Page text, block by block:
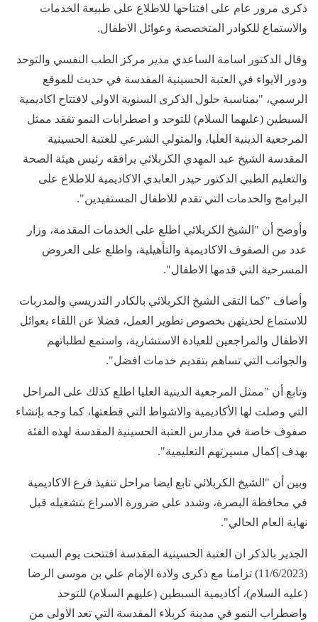
ذكرى مرور عام على افتتاحها للاطلاع على طبيعة الخدمات
والاستماع للكوادر المتخصصة وعوائل الاطفال.
وقال الدكتور اسامة الساعدي مدير مركز الطب النفسي والتوحد
ودور الايواء في العتبة الحسينية المقدسة في حديث للموقع
الرسمي، "بمناسبة حلول الذكرى السنوية الاولى لافتتاح اكاديمية
السبطين (عليهما السلام) للتوحد و اضطرابات النمو تفقد ممثل
المرجعية الدينية العليا، والمتولي الشرعي للعتبة الحسينية
المقدسة الشيخ عبد المهدي الكربلائي يرافقه رئيس هيئة الصحة
والتعليم الطبي الدكتور حيدر العابدي الاكاديمية للاطلاع على
البرامج والخدمات التي تقدم للاطفال المستفيدين".
وأوضح أن "الشيخ الكربلائي اطلع على الخدمات المقدمة، وزار
عدد من الصفوف الاكاديمية والتأهيلية، واطلع على العروض
المسرحية التي قدمها الاطفال".
وأضاف "كما التقى الشيخ الكربلائي بالكادر التدريسي والمدربات
للاستماع لحديثهن بخصوص تطوير العمل، فضلا عن اللقاء بعوائل
الاطفال والمراجعين للعيادة الاستشارية، واستمع لطلباتهم
والجوانب التي تساهم بتقديم خدمات افضل".
وتابع أن "ممثل المرجعية الدينية العليا اطلع كذلك على المراحل
التي وصلت لها الأكاديمية والاشواط التي قطعتها، كما وجه بإنشاء
صفوف خاصة في مدارس العتبة الحسينية المقدسة لهذه الفئة
بهدف إكمال مسيرتهم التعليمية".
وبين أن "الشيخ الكربلائي تابع ايضا مراحل تنفيذ فرع الاكاديمية
في محافظة البصرة، وشدد على ضرورة الاسراع بتشغيله قبل
نهاية العام الحالي".
الجدير بالذكر ان العتبة الحسينية المقدسة افتتحت يوم السبت
(11/6/2023) تزامنا مع ذكرى ولادة الإمام علي بن موسى الرضا
(عليه السلام)، أكاديمية السبطين (عليهم السلام) للتوحد
واضطراب النمو في مدينة كربلاء المقدسة التي تعد الاولى من